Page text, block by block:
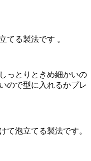
てる製法です 。
っとりときめ細かいの
ので型に入れるかプレ
て泡立てる製法です。